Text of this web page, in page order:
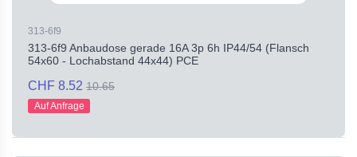
313-6f9
313-6f9 Anbaudose gerade 16A 3p 6h IP44/54 (Flansch
54x60 - Lochabstand 44x44) PCE
CHF 8.52 10.65
Auf Anfrage